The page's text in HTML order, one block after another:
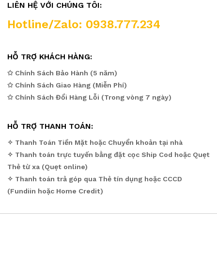
LIÊN HỆ VỚI CHÚNG TÔI:
Hotline/Zalo: 0938.777.234
HỖ TRỢ KHÁCH HÀNG:
✩ Chính Sách Bảo Hành (5 năm)
✩ Chính Sách Giao Hàng (Miễn Phí)
✩ Chính Sách Đổi Hàng Lỗi (Trong vòng 7 ngày)
HỖ TRỢ THANH TOÁN:
✧ Thanh Toán Tiền Mặt hoặc Chuyển khoản tại nhà
✧ Thanh toán trực tuyến bằng đặt cọc Ship Cod hoặc Quẹt
Thẻ từ xa (Quẹt online)
✧ Thanh toán trả góp qua Thẻ tín dụng hoặc CCCD
(Fundiin hoặc Home Credit)